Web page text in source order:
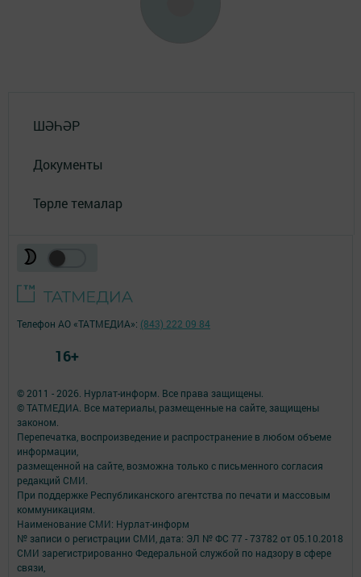
ШӘҺӘР
Документы
Төрле темалар
© 2011 - 2026. Нурлат-⁠информ. Все права защищены.
© ТАТМЕДИА. Все материалы, размещенные на сайте, защищены
законом.
Перепечатка, воспроизведение и распространение в любом объеме
информации,
размещенной на сайте, возможна только с письменного согласия
редакций СМИ.
При поддержке Республиканского агентства по печати и массовым
коммуникациям.
Наименование СМИ: Нурлат-⁠информ
№ записи о регистрации СМИ, дата: ЭЛ № ФС 77 -⁠ 73782 от 05.10.2018
СМИ зарегистрированно Федеральной службой по надзору в сфере
связи,
Телефон АО «ТАТМЕДИА»: (843) 222 09 84
16+